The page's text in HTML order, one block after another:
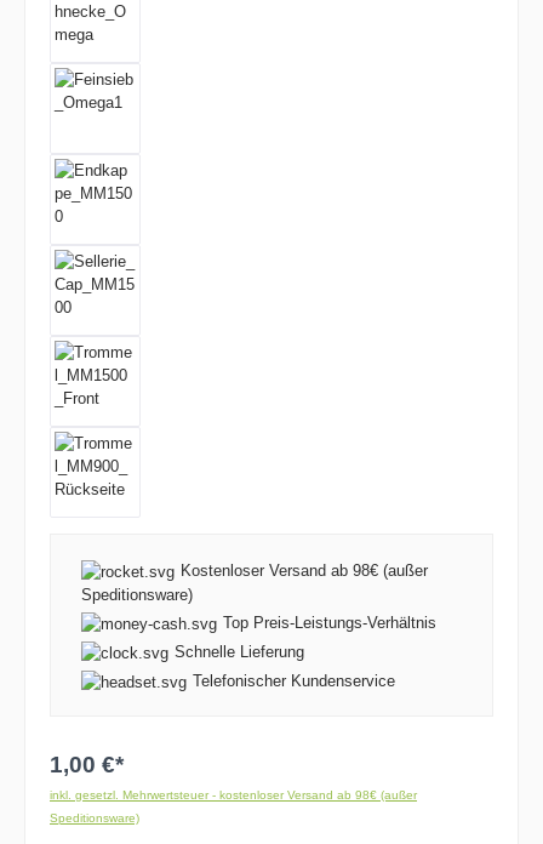
Kostenloser Versand ab 98€ (außer
Speditionsware)
Top Preis-Leistungs-Verhältnis
Schnelle Lieferung
Telefonischer Kundenservice
1,00 €*
inkl. gesetzl. Mehrwertsteuer - kostenloser Versand ab 98€ (außer
Speditionsware)